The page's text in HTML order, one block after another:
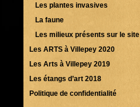
Les plantes invasives
La faune
Les milieux présents sur le site
Les ARTS à Villepey 2020
Les Arts à Villepey 2019
Les étangs d’art 2018
Politique de confidentialité